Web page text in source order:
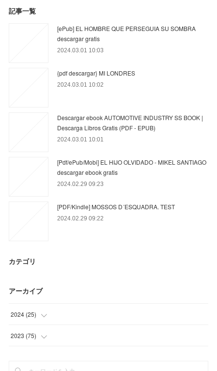
記事一覧
[ePub] EL HOMBRE QUE PERSEGUIA SU SOMBRA
descargar gratis
2024.03.01 10:03
{pdf descargar} MI LONDRES
2024.03.01 10:02
Descargar ebook AUTOMOTIVE INDUSTRY SS BOOK |
Descarga Libros Gratis (PDF - EPUB)
2024.03.01 10:01
[Pdf/ePub/Mobi] EL HIJO OLVIDADO - MIKEL SANTIAGO
descargar ebook gratis
2024.02.29 09:23
[PDF/Kindle] MOSSOS D´ESQUADRA. TEST
2024.02.29 09:22
カテゴリ
アーカイブ
2024 (25)
(3
2023 (75)